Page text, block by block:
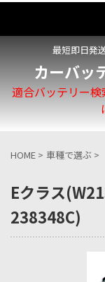
最短即日発
カーバッ
適合バッテリー
HOME > 車種で選ぶ >
Eクラス
238348C)